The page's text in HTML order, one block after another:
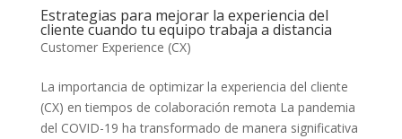
Estrategias para mejorar la experiencia del
cliente cuando tu equipo trabaja a distancia
Customer Experience (CX)
La importancia de optimizar la experiencia del cliente
(CX) en tiempos de colaboración remota La pandemia
del COVID-19 ha transformado de manera significativa